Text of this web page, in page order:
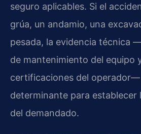
seguro aplicables. Si el
grúa, un andamio, una
pesada, la evidencia técnica
de mantenimiento del equipo
certificaciones del operador—
determinante para establecer
del demandado.